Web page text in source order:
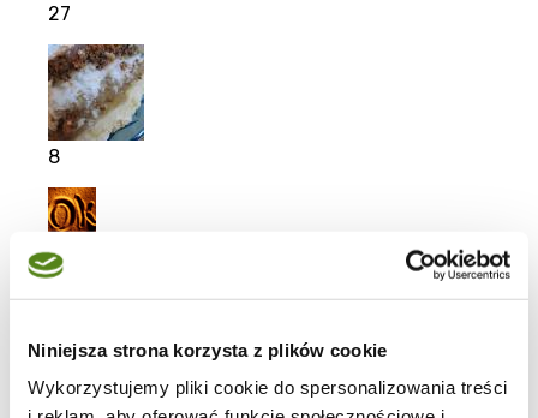
Niniejsza strona korzysta z plików cookie
Wykorzystujemy pliki cookie do spersonalizowania treści
27
8
kurczak